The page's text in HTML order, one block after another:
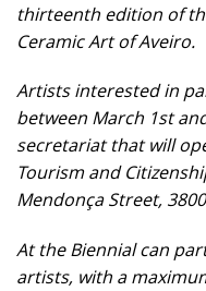
thirteenth edition of
Ceramic Art of Aveiro.
Artists interested in
between March 1st
secretariat that will
Tourism and
Mendonça Street,
At the Biennial can
artists, with a